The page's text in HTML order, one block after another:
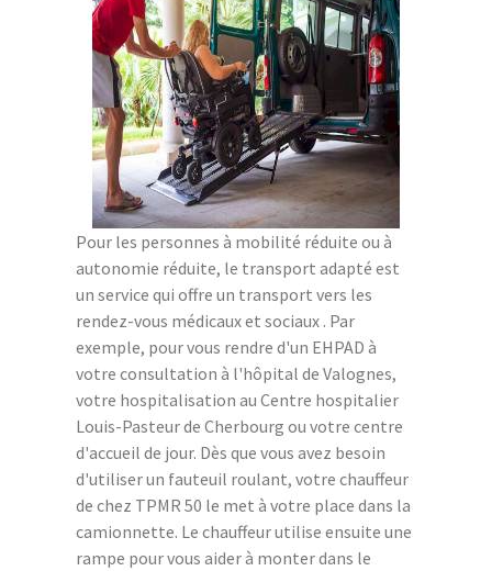
Pour les personnes à mobilité réduite ou à
autonomie réduite, le transport adapté est
un service qui offre un transport vers les
rendez-vous médicaux et sociaux . Par
exemple, pour vous rendre d'un EHPAD à
votre consultation à l'hôpital de Valognes,
votre hospitalisation au Centre hospitalier
Louis-Pasteur de Cherbourg ou votre centre
d'accueil de jour. Dès que vous avez besoin
d'utiliser un fauteuil roulant, votre chauffeur
de chez TPMR 50 le met à votre place dans la
camionnette. Le chauffeur utilise ensuite une
rampe pour vous aider à monter dans le